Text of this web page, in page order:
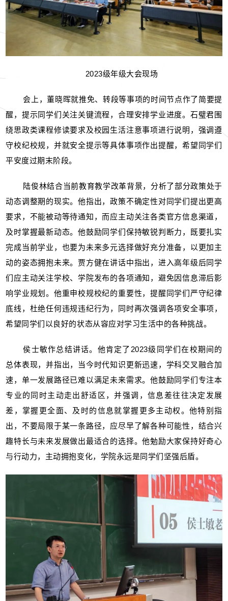
2023级年级大会现场
会上，董晓晖就推免、转段等事项的时间节点作了简要提
醒，提示同学们关注关键流程，合理安排学业进度。石璧君围
绕思政类课程修读要求及校园生活注意事项进行说明，强调遵
守校纪校规，并就安全提示等具体事项作出提醒，希望同学们
平安度过期末阶段。
陆俊林结合当前教育教学改革背景，分析了部分政策处于
动态调整期的现实。他指出，政策不确定性对同学们提出更高
要求，不能被动等待通知，而应主动关注各类官方信息渠道，
及时掌握最新动态。他鼓励同学们保持敏锐判断力，既要扎实
完成当前学业，也要为未来多元选择做好充分准备，以更加主
动的姿态拥抱未来。贾方健在讲话中指出，进入高年级后同学
们应主动关注学校、学院发布的各项通知，避免因信息滞后影
响学业规划。他重申校规校纪的重要性，提醒同学们严守纪律
底线，杜绝任何违规违纪行为，同时再次强调各项安全事项，
希望同学们以良好的状态从容应对学习生活中的各种挑战。
侯士敏作总结讲话。他肯定了2023级同学们在校期间的
总体表现，并指出，当今时代知识更新迅速，学科交叉融合加
速，单一发展路径已难以满足未来需求。他鼓励同学们专注本
专业的同时主动走出舒适区，并强调，信息差往往决定发展
差，掌握更全面、及时的信息就掌握更多主动权。他特别指
出，不要局限于某一条路径，应尽早了解各种可能性，结合兴
趣特长与未来发展做出最适合的选择。他勉励大家保持好奇心
与行动力，主动拥抱变化，学院永远是同学们坚强后盾。